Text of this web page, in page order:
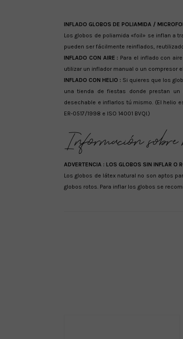
INFLADO GLOBOS DE POLIAMIDA /
Los globos de poliamida «foil» se inflan a
pueden ser fácilmente reinflados,
INFLADO CON AIRE : Para el inflado con
utilizar un inflador manual o un compresor
INFLADO CON HELIO : Si quieres que los
una tienda de fiestas donde prestan
desechable e inflarlos tú mismo. (El helio
ER-0517/1998 e ISO 14001 BVQI.)
ADVERTENCIA : LOS GLOBOS SIN INFLAR O
Los globos de látex natural no son aptos
globos rotos. Para inflar los globos se